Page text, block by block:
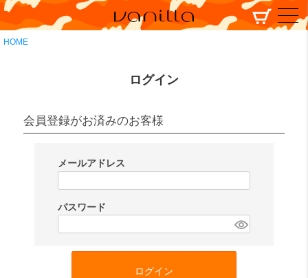
HOME
ログイン
会員登録がお済みのお客様
メールアドレス
須
パスワード
ログイン